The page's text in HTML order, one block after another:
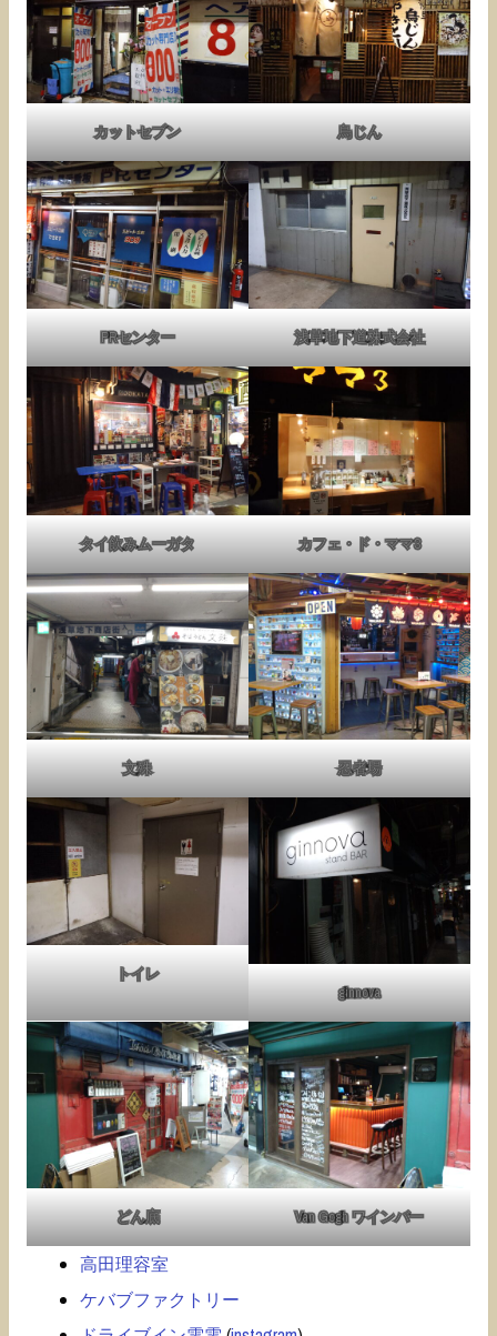
カットセブン 鳥じん
PRセンター 浅草地下道株式会社
タイ飲みムーガタ カフェ・ド・ママ3
文殊 忍者場
トイレ
ginnova
どん底 Van Gogh ワインバー
高田理容室
ケバブファクトリー